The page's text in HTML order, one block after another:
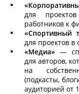
для
работников к
«Спортивный
для проектов в
«Медиа» —
для авторов,
на
(подкасты,
аудиторией от